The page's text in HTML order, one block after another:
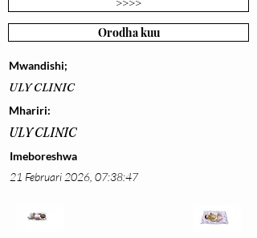
Orodha kuu
Mwandishi;
ULY CLINIC
Mhariri:
ULY CLINIC
Imeboreshwa
21 Februari 2026, 07:38:47